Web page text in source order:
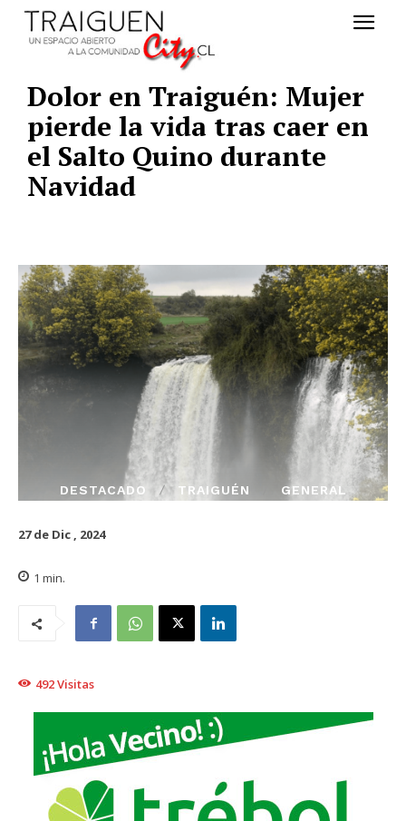
Dolor en Traiguén: Mujer
pierde la vida tras caer en
el Salto Quino durante
Navidad
DESTACADO TRAIGUÉN GENERAL
27 de Dic , 2024
1 min.
492Visitas